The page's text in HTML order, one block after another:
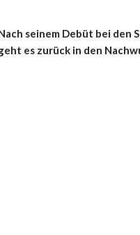
seinem Debüt bei den
es zurück in den